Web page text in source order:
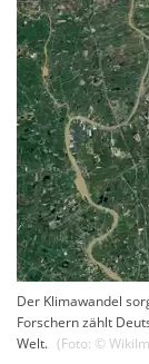
Der Klimawandel
Forschern zählt
Welt. (Foto: ©